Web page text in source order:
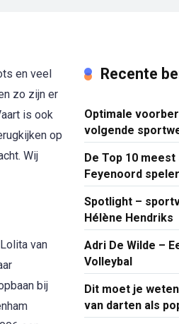
en veel
zo zijn er
is ook
op
Wij
van
bij
Recente
Optimale
volgende
De Top 10
Feyenoord
Spotlight –
Hélène Hendriks
Adri De Wilde –
Volleybal
Dit moet je
van darten als